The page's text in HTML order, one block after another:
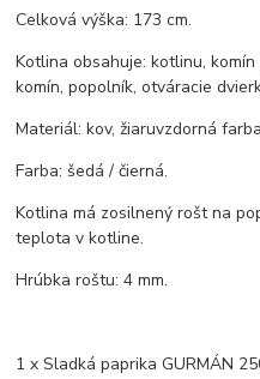
Celková výška: 173 cm.
Kotlina obsahuje: kotlinu,
komín, popolník, otváracie
Materiál: kov, žiaruvzdorná
Farba: šedá / čierná.
Kotlina má zosilnený rošt na
teplota v kotline.
Hrúbka roštu: 4 mm.
1 x Sladká paprika GURMÁN